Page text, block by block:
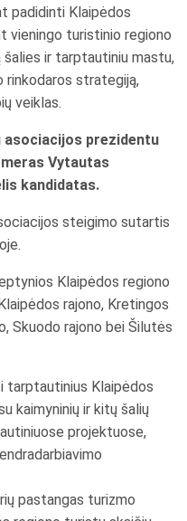
padidinti Klaipėdos
vieningo turistinio regiono
šalies ir tarptautiniu mastu,
rinkodaros strategiją,
veiklas.
asociacijos prezidentu
Vytautas
kandidatas.
steigimo sutartis
Klaipėdos regiono
rajono, Kretingos
Skuodo rajono bei Šilutės
tarptautinius Klaipėdos
kaimyninių ir kitų šalių
projektuose,
pastangas turizmo